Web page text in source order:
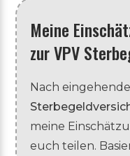
Meine
zur VPV
Nach
meine
euch teilen.